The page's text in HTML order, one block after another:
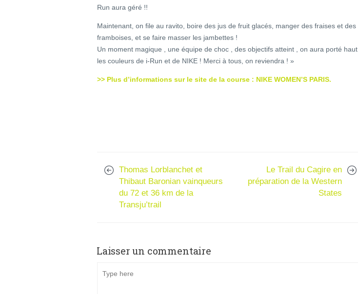
Run aura géré !!
Maintenant, on file au ravito, boire des jus de fruit glacés, manger des fraises et des
framboises, et se faire masser les jambettes !
Un moment magique , une équipe de choc , des objectifs atteint , on aura porté haut
les couleurs de i-Run et de NIKE ! Merci à tous, on reviendra ! »
>> Plus d’informations sur le site de la course : NIKE WOMEN’S PARIS.
Thomas Lorblanchet et
Thibaut Baronian vainqueurs
du 72 et 36 km de la
Transju’trail
Le Trail du Cagire en
préparation de la Western
States
Laisser un commentaire